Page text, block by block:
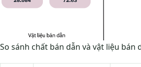
So sánh chất bán dẫn và vật liệu bán